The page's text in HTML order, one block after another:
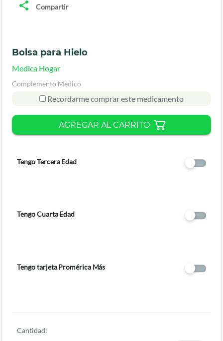
Compartir
Bolsa para Hielo
Medica Hogar
Complemento Medico
Recordarme comprar este medicamento
AGREGAR AL CARRITO
Tengo Tercera Edad
Tengo Cuarta Edad
Tengo tarjeta Promérica Más
Cantidad: